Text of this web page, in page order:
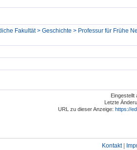
Fakultät > Geschichte > Professur für Frühe
Eingestellt
Letzte
URL zu dieser Anzeige: https://
Kontakt|